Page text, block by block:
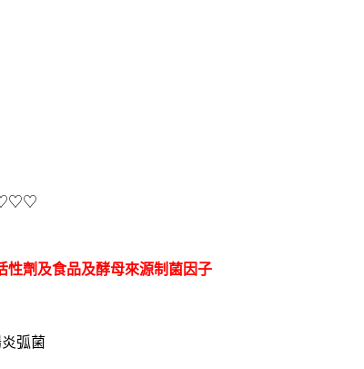
♡♡♡
性劑及食品及酵母來源制菌因子
弧菌